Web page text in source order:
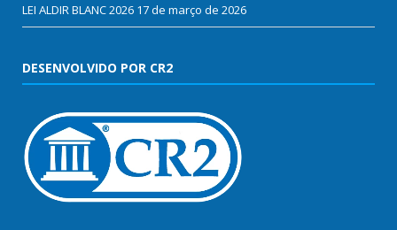
LEI ALDIR BLANC 2026 17 de março de 2026
DESENVOLVIDO POR CR2